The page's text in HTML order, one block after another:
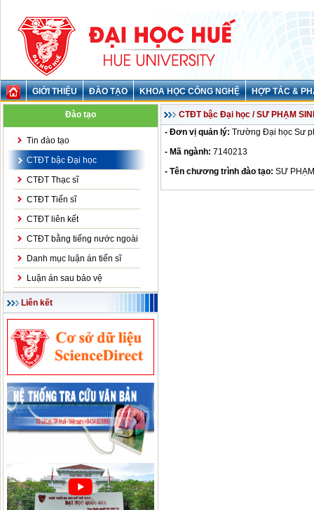
GIỚI THIỆU ĐÀO TẠO KHOA HỌC CÔNG NGHỆ HỢP TÁC &
Đào tạo
Tin đào tạo
CTĐT bậc Đại học
CTĐT Thạc sĩ
CTĐT Tiến sĩ
CTĐT liên kết
CTĐT bằng tiếng nước ngoài
Danh mục luận án tiến sĩ
Luận án sau bảo vệ
Liên kết
CTĐT bậc Đại học / SƯ PHẠM
- Đơn vị quản lý: Trường Đại học Sư
- Mã ngành: 7140213
- Tên chương trình đào tạo: SƯ